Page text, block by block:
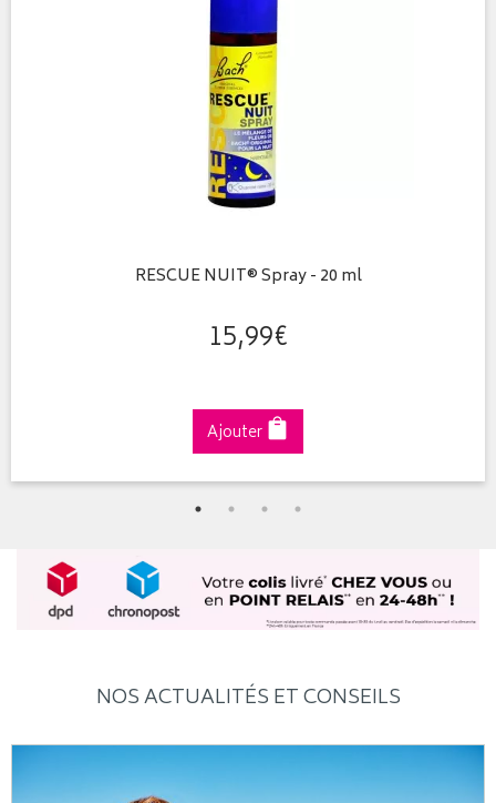
RESCUE NUIT® Spray - 20 ml
15,99€
Ajouter
NOS ACTUALITÉS ET CONSEILS